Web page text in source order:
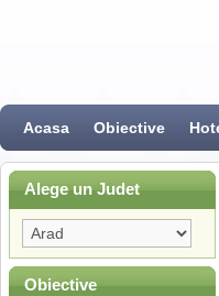
Acasa Obiective
Alege un Judet
Obiective